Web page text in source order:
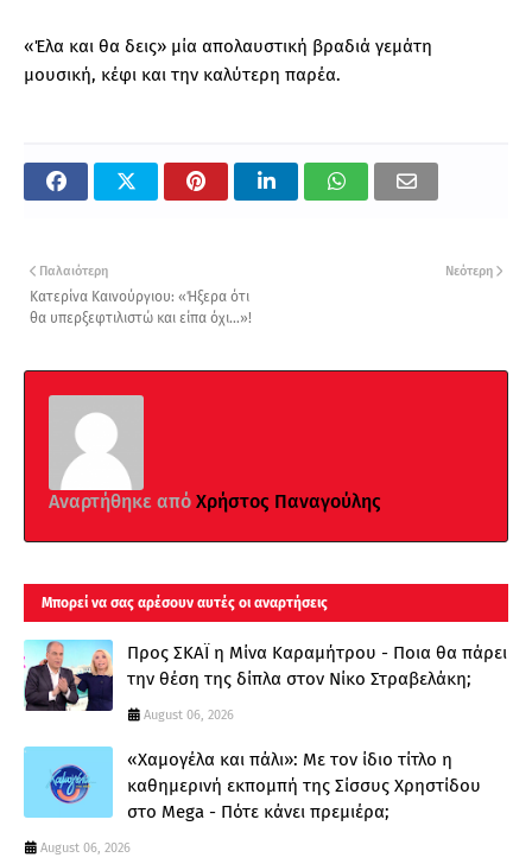
«Έλα και θα δεις» μία απολαυστική βραδιά γεμάτη
μουσική, κέφι και την καλύτερη παρέα.
Νεότερη
Παλαιότερη
Κατερίνα Καινούργιου: «Ήξερα ότι
θα υπερξεφτιλιστώ και είπα όχι…»!
Αναρτήθηκε από Χρήστος Παναγούλης
Μπορεί να σας αρέσουν αυτές οι αναρτήσεις
Προς ΣΚΑΪ η Μίνα Καραμήτρου - Ποια θα πάρει
την θέση της δίπλα στον Νίκο Στραβελάκη;
August 06, 2026
«Χαμογέλα και πάλι»: Με τον ίδιο τίτλο η
καθημερινή εκπομπή της Σίσσυς Χρηστίδου
στο Mega - Πότε κάνει πρεμιέρα;
August 06, 2026